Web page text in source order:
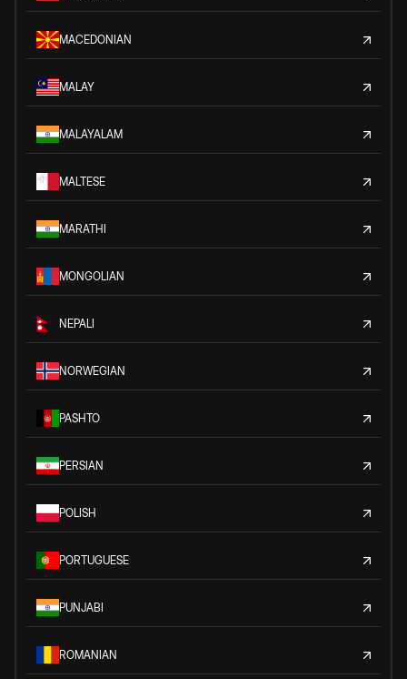
MACEDONIAN
MALAY
MALAYALAM
MALTESE
MARATHI
MONGOLIAN
NEPALI
NORWEGIAN
PASHTO
PERSIAN
POLISH
PORTUGUESE
PUNJABI
ROMANIAN